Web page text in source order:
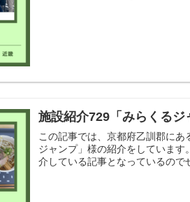
施設紹介729「みらくるジ
この記事では、京都府乙訓郡に
ジャンプ」様の紹介をしていま
介している記事となっているので